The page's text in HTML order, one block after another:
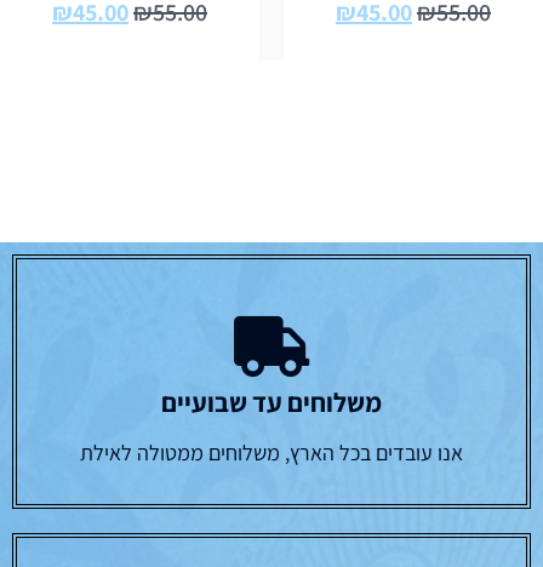
₪55.00
₪45.00
₪55.00
₪45.00
משלוחים עד שבועיים
אנו עובדים בכל הארץ, משלוחים ממטולה לאילת